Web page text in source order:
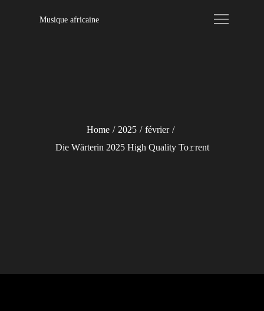
Musique africaine
Home 2025
février
Die Wärterin 2025 High Quality To𝚛rent